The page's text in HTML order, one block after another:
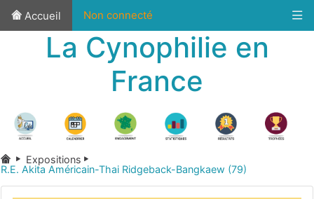
Accueil Non connecté
La Cynophilie en
France
Expositions
R.E. Akita Américain-Thai Ridgeback-Bangkaew (79)